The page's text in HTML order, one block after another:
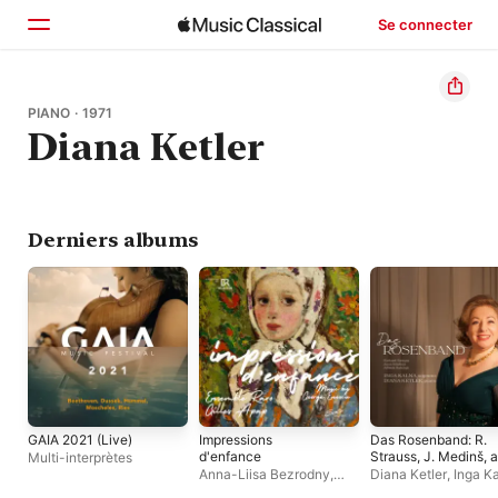
Se connecter
Accueil
Parcourir
PIANO · 1971
Diana Ketler
Derniers albums
GAIA 2021 (Live)
Multi-interprètes
Impressions
d'enfance
Anna-Liisa Bezrodny,
Das Rosenband: R.
Strauss, J. Medinš,
Kalninš
Diana Ketler, Inga